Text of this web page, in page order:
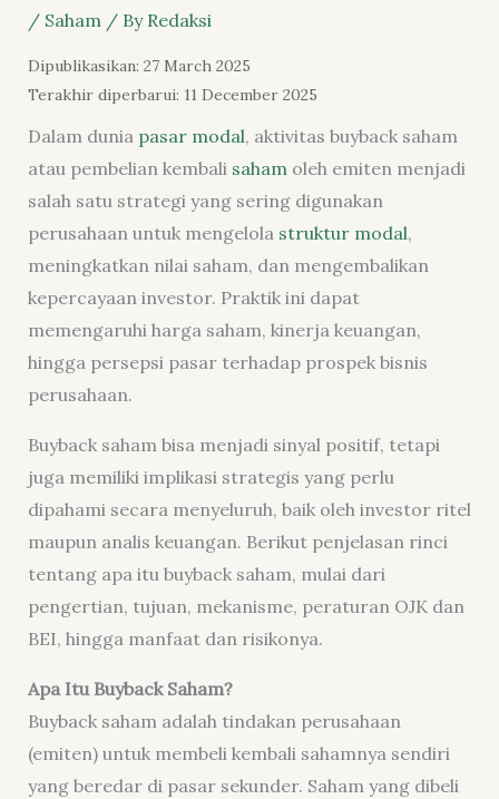
/ Saham/ By Redaksi
Dipublikasikan: 27 March 2025
Terakhir diperbarui: 11 December 2025
Dalam dunia pasar modal, aktivitas buyback saham
atau pembelian kembali sahamoleh emiten menjadi
salah satu strategi yang sering digunakan
perusahaan untuk mengelola struktur modal,
meningkatkan nilai saham, dan mengembalikan
kepercayaan investor. Praktik ini dapat
memengaruhi harga saham, kinerja keuangan,
hingga persepsi pasar terhadap prospek bisnis
perusahaan.
Buyback saham bisa menjadi sinyal positif, tetapi
juga memiliki implikasi strategis yang perlu
dipahami secara menyeluruh, baik oleh investor ritel
maupun analis keuangan. Berikut penjelasan rinci
tentang apa itu buyback saham, mulai dari
pengertian, tujuan, mekanisme, peraturan OJK dan
BEI, hingga manfaat dan risikonya.
Apa Itu Buyback Saham?
Buyback saham adalah tindakan perusahaan
(emiten) untuk membeli kembali sahamnya sendiri
yang beredar di pasar sekunder. Saham yang dibeli